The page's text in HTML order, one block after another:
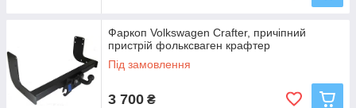
Фаркоп Volkswagen Crafter, причіпний
пристрій фольксваген крафтер
Під замовлення
3 700 ₴